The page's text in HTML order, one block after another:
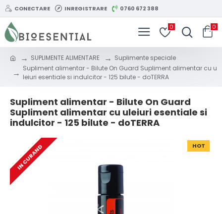
CONECTARE INREGISTRARE 0760 672 388
0 0
SUPLIMENTE ALIMENTARE
Suplimente speciale
Supliment alimentar - Bilute On Guard Supliment alimentar cu u
leiuri esentiale si indulcitor - 125 bilute - doTERRA
Supliment alimentar - Bilute On Guard
Supliment alimentar cu uleiuri esentiale si
indulcitor - 125 bilute - doTERRA
HOT
IN CURAND